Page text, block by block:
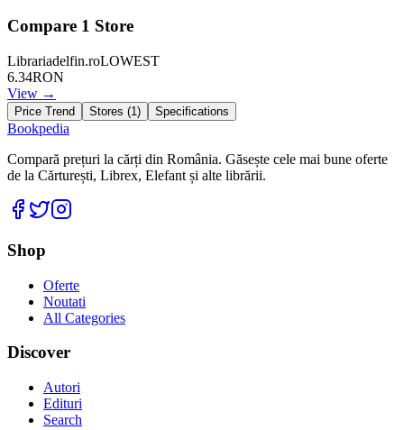
Compare 1 Store
Librariadelfin.roLOWEST
6.34RON
View →
Price Trend Stores (1) Specifications
Bookpedia
Compară prețuri la cărți din România. Găsește cele mai bune oferte
de la Cărturești, Librex, Elefant și alte librării.
Facebook
Twitter
Shop
Oferte
Noutati
All Categories
Discover
Autori
Edituri
Search